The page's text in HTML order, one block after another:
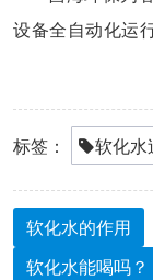
设备全自动化运
标签： 软化水
软化水的作用
软化水能喝吗？